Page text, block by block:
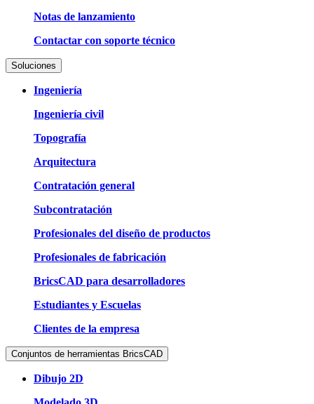
Notas de lanzamiento
Contactar con soporte técnico
Soluciones
Ingeniería
Ingeniería civil
Topografía
Arquitectura
Contratación general
Subcontratación
Profesionales del diseño de productos
Profesionales de fabricación
BricsCAD para desarrolladores
Estudiantes y Escuelas
Clientes de la empresa
Conjuntos de herramientas BricsCAD
Dibujo 2D